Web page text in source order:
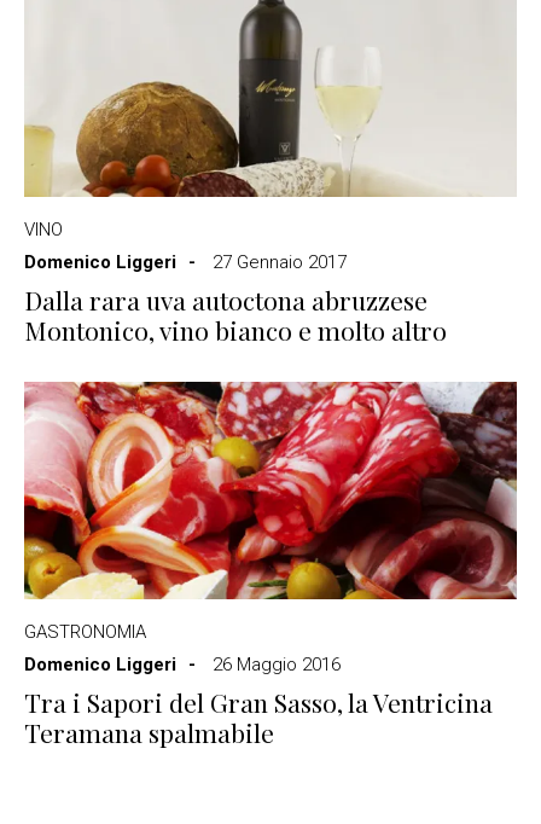
VINO
Domenico Liggeri
27 Gennaio 2017
Dalla rara uva autoctona abruzzese
Montonico, vino bianco e molto altro
GASTRONOMIA
Domenico Liggeri
26 Maggio 2016
Tra i Sapori del Gran Sasso, la Ventricina
Teramana spalmabile